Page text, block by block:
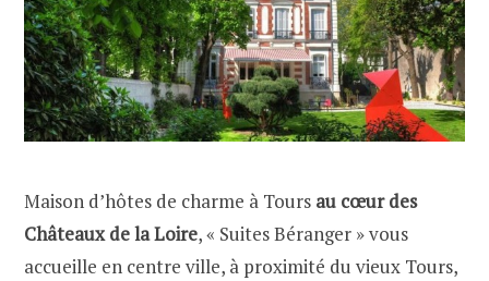
Maison d’hôtes de charme à Tours au cœur des
Châteaux de la Loire, « Suites Béranger » vous
accueille en centre ville, à proximité du vieux Tours,